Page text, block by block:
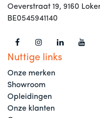
Oeverstraat 19, 9160
BE0545941140
Nuttige links
Onze merken
Showroom
Opleidingen
Onze klanten